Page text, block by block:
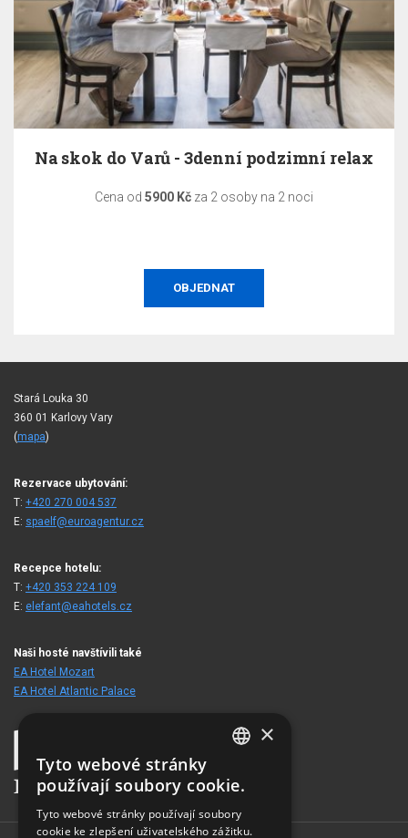
Na skok do Varů - 3denní podzimní relax
Cena od 5900 Kč za 2 osoby na 2 noci
OBJEDNAT
Stará Louka 30
360 01 Karlovy Vary
(mapa)
Rezervace ubytování:
T: +420 270 004 537
E: spaelf@euroagentur.cz
Recepce hotelu:
T: +420 353 224 109
E: elefant@eahotels.cz
Naši hosté navštívili také
EA Hotel Mozart
EA Hotel Atlantic Palace
GERMAN
×
Tyto webové stránky
používají soubory cookie.
Tyto webové stránky používají soubory
cookie ke zlepšení uživatelského zážitku.